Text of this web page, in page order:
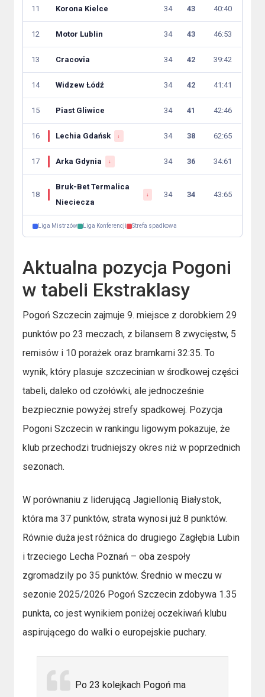
11 Korona Kielce 34 43 40:40
12 Motor Lublin 34 43 46:53
13 Cracovia 34 42 39:42
14 Widzew Łódź 34 42 41:41
15 Piast Gliwice 34 41 42:46
16 Lechia Gdańsk ↓ 34 38 62:65
17 Arka Gdynia ↓ 34 36 34:61
18
Bruk-Bet Termalica
Nieciecza
↓ 34 34 43:65
Liga Mistrzów Liga Konferencji Strefa spadkowa
Aktualna pozycja Pogoni
w tabeli Ekstraklasy
Pogoń Szczecin zajmuje 9. miejsce z dorobkiem 29
punktów po 23 meczach, z bilansem 8 zwycięstw, 5
remisów i 10 porażek oraz bramkami 32:35. To
wynik, który plasuje szczecinian w środkowej części
tabeli, daleko od czołówki, ale jednocześnie
bezpiecznie powyżej strefy spadkowej. Pozycja
Pogoni Szczecin w rankingu ligowym pokazuje, że
klub przechodzi trudniejszy okres niż w poprzednich
sezonach.
W porównaniu z liderującą Jagiellonią Białystok,
która ma 37 punktów, strata wynosi już 8 punktów.
Równie duża jest różnica do drugiego Zagłębia Lubin
i trzeciego Lecha Poznań – oba zespoły
zgromadzily po 35 punktów. Średnio w meczu w
sezonie 2025/2026 Pogoń Szczecin zdobywa 1.35
punkta, co jest wynikiem poniżej oczekiwań klubu
aspirującego do walki o europejskie puchary.
Po 23 kolejkach Pogoń ma